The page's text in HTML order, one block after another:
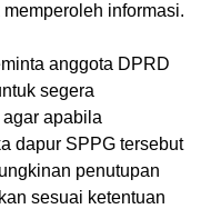
informasi.
anggota DPRD
segera
apabila
dapur SPPG tersebut
penutupan
sesuai ketentuan